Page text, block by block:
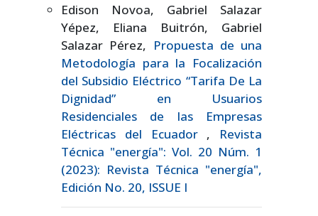
Edison Novoa, Gabriel Salazar
Yépez, Eliana Buitrón, Gabriel
Salazar Pérez, Propuesta de una
Metodología para la Focalización
del Subsidio Eléctrico “Tarifa De La
Dignidad” en Usuarios
Residenciales de las Empresas
Eléctricas del Ecuador , Revista
Técnica "energía": Vol. 20 Núm. 1
(2023): Revista Técnica "energía",
Edición No. 20, ISSUE I